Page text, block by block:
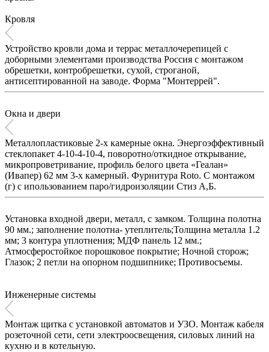
Кровля
Устройство кровли дома и террас металлочерепицей с
доборными элементами производства Россия с монтажом
обрешетки, контробрешетки, сухой, строганой,
антисептированной на заводе. Форма "Монтеррей".
Окна и двери
Металлопластиковые 2-х камерные окна. Энергоэффективный
стеклопакет 4-10-4-10-4, поворотно/откидное открывание,
микропроветривание, профиль белого цвета «Геалан»
(Ивапер) 62 мм 3-х камерный. Фурнитура Roto. C монтажом
(г) с ипользованием паро/гидроизоляции Стиз А,Б.
Установка входной двери, металл, с замком. Толщина полотна
90 мм.; заполнение полотна- утеплитель;Толщина металла 1.2
мм; 3 контура уплотнения; МДФ панель 12 мм.;
Атмосферостойкое порошковое покрытие; Ночной сторож;
Глазок; 2 петли на опорном подшипнике; Противосъемы.
Инженерные системы
Монтаж щитка с установкой автоматов и УЗО. Монтаж кабеля
розеточной сети, сети электроосвещения, силовых линий на
кухню и в котельную.